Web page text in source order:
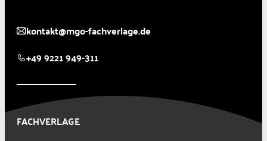
kontakt@mgo-fachverlage.de
+49 9221 949-311
FACHVERLAGE